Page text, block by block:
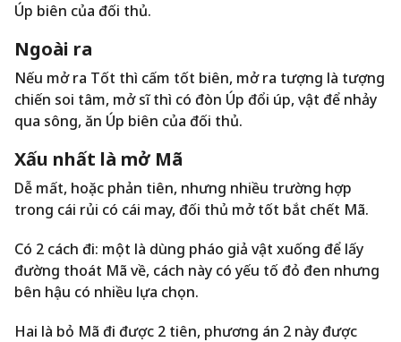
Úp biên của đối thủ.
Ngoài ra
Nếu mở ra Tốt thì cấm tốt biên, mở ra tượng là tượng
chiến soi tâm, mở sĩ thì có đòn Úp đổi úp, vật để nhảy
qua sông, ăn Úp biên của đối thủ.
Xấu nhất là mở Mã
Dễ mất, hoặc phản tiên, nhưng nhiều trường hợp
trong cái rủi có cái may, đối thủ mở tốt bắt chết Mã.
Có 2 cách đi: một là dùng pháo giả vật xuống để lấy
đường thoát Mã về, cách này có yếu tố đỏ đen nhưng
bên hậu có nhiều lựa chọn.
Hai là bỏ Mã đi được 2 tiên, phương án 2 này được